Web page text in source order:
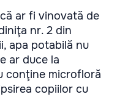
ar fi vinovată de
nr. 2 din
apa potabilă nu
ar duce la
conţine microfloră
copiilor cu